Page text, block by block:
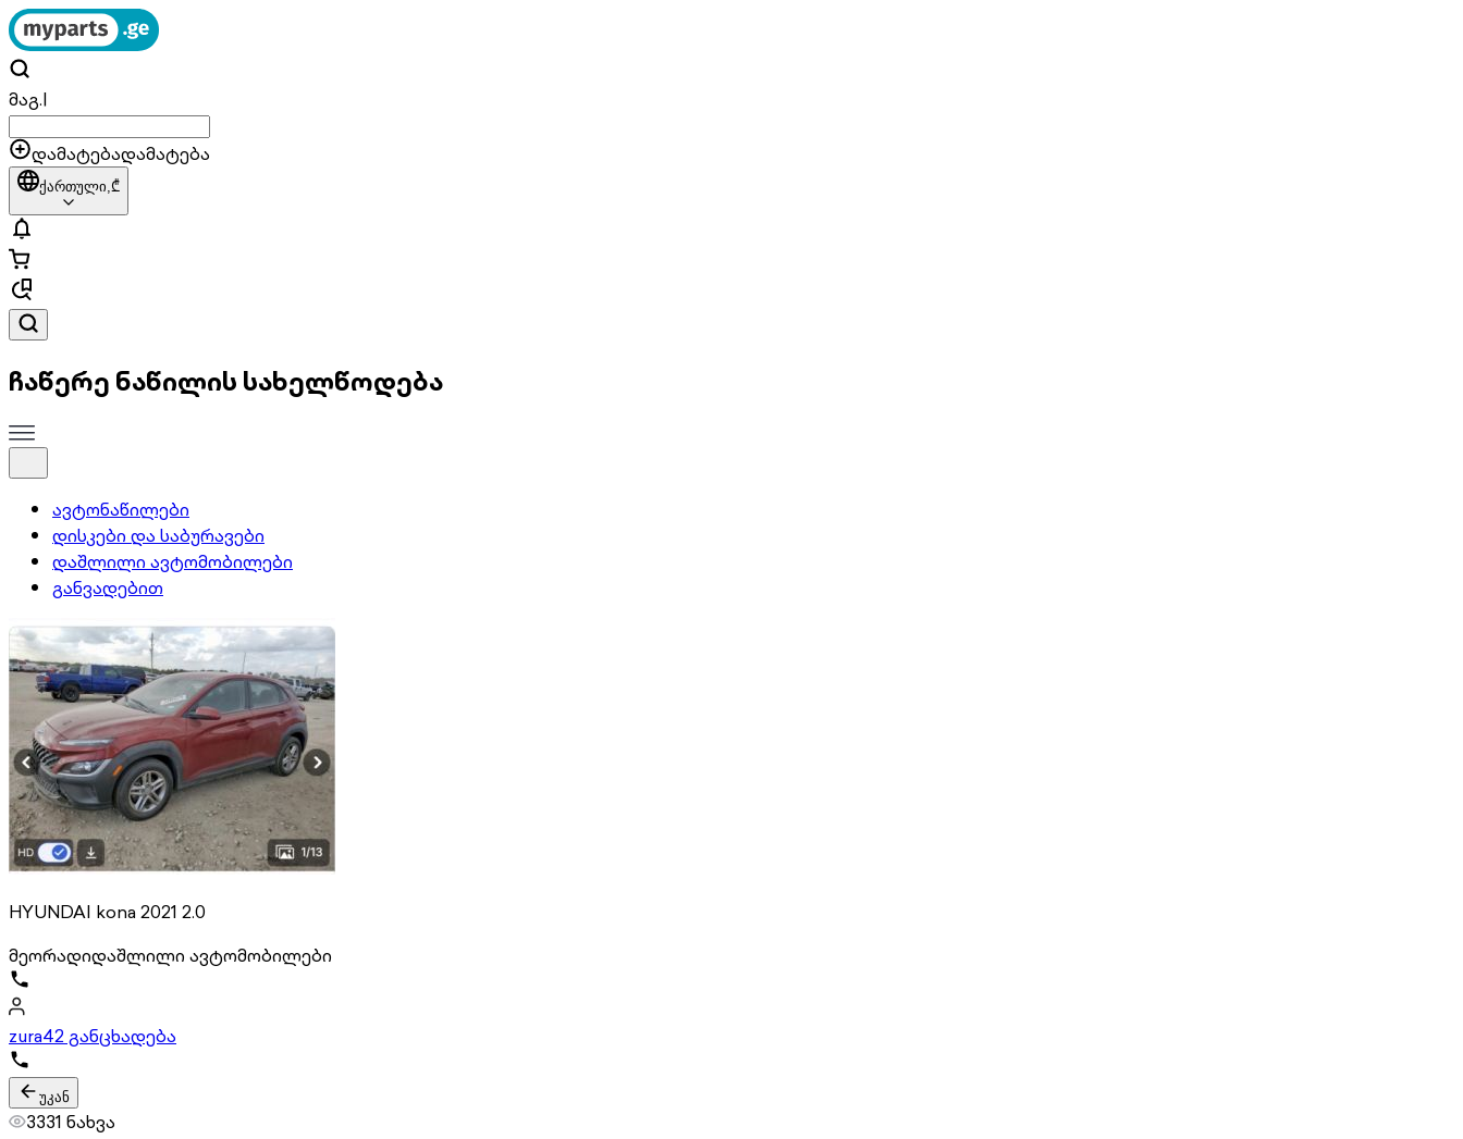
მაგ.|
დამატებადამატება
ქართული,₾
ჩაწერე ნაწილის სახელწოდება
ავტონაწილები
დისკები და საბურავები
დაშლილი ავტომობილები
განვადებით
HYUNDAI kona 2021 2.0
მეორადიდაშლილი ავტომობილები
zura42 განცხადება
უკან
3331 ნახვა